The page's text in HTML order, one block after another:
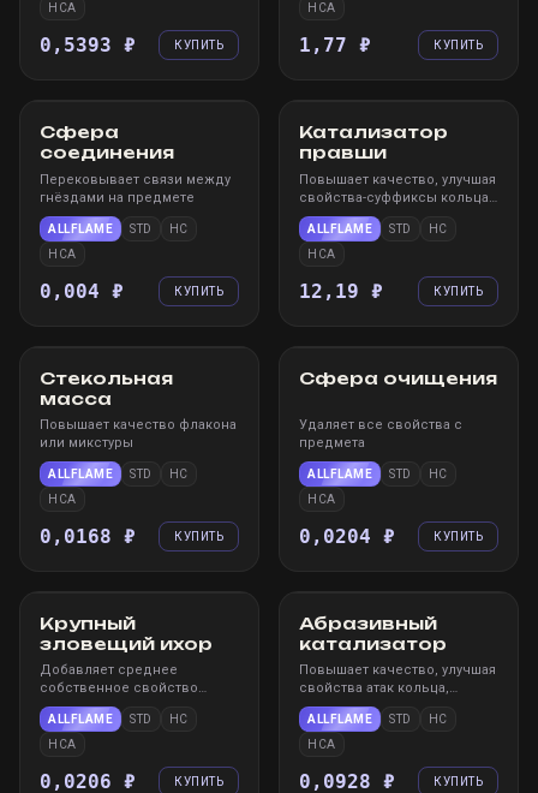
HCA
0,5393 ₽ КУПИТЬ
HCA
1,77 ₽ КУПИТЬ
Сфера
соединения
Перековывает связи между
гнёздами на предмете
ALLFLAME STD
HC
HCA
0,004 ₽ КУПИТЬ
Катализатор
правши
Повышает качество, улучшая
свойства-суффиксы кольца,
амулета или пояса
ALLFLAME STD
HC
HCA
12,19 ₽ КУПИТЬ
Стекольная
масса
Повышает качество флакона
или микстуры
ALLFLAME STD
HC
HCA
0,0168 ₽ КУПИТЬ
Сфера очищения
Удаляет все свойства с
предмета
ALLFLAME STD
HC
HCA
0,0204 ₽ КУПИТЬ
Крупный
зловещий ихор
Добавляет среднее
собственное свойство
Пожирателя миров
ALLFLAME STD
HC
HCA
0,0206 ₽ КУПИТЬ
Абразивный
катализатор
Повышает качество, улучшая
свойства атак кольца,
амулета или пояса
ALLFLAME STD
HC
HCA
0,0928 ₽ КУПИТЬ